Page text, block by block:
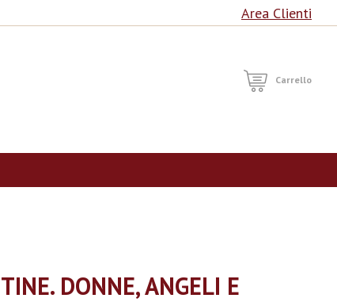
Area Clienti
Carrello
DONNE, ANGELI E